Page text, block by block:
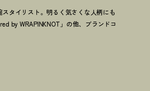
タイリスト。明るく気さくな人柄にも
by WRAPINKNOT」の他、ブランドコ